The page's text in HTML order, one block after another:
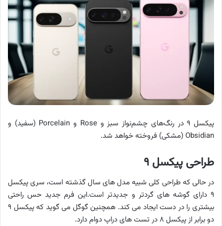
پیکسل ۹ در رنگ‌های چشم‌نواز سبز و Rose و Porcelain (سفید) و
Obsidian (مشکی) فروخته خواهد شد.
طراحی پیکسل ۹
در حالی که طراحی کلی شبیه مدل های سال گذشته است، سری پیکسل
۹ دارای گوشه های گردتر و جدیدتر است.این فرم جدید حس راحتی
بیشتری را در دست ایجاد می کند. همچنین گوگل می گوید که پیکسل ۹
دو برابر از پیکسل ۸ در تست های دراپ دوام دارد.